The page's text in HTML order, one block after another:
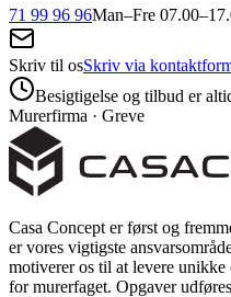
71 99 96 96Man–Fre
Skriv til osSkriv via
Besigtigelse og tilbud er
Murerfirma · Greve
Casa Concept er først og
er vores vigtigste
motiverer os til at levere
for murerfaget. Opgaver